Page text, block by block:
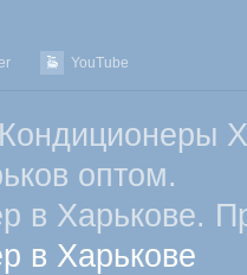
YouTube
оптом.
в Харькове.
в Харькове